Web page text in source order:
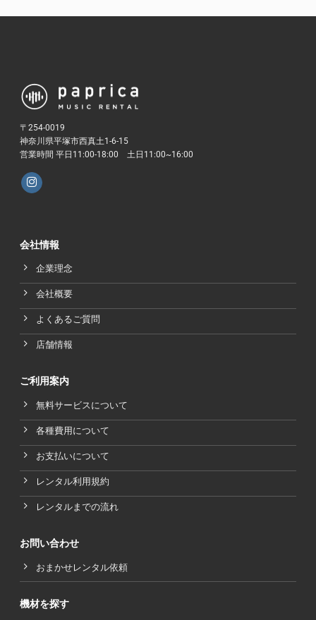
〒254-0019
神奈川県平塚市西真土1-6-15
営業時間 平日11:00-18:00 土日11:00~16:00
会社情報
企業理念
会社概要
よくあるご質問
店舗情報
ご利用案内
無料サービスについて
各種費用について
お支払いについて
レンタル利用規約
レンタルまでの流れ
お問い合わせ
おまかせレンタル依頼
機材を探す